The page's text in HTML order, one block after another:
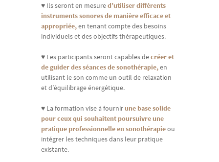
♥ Ils seront en mesured’utiliser différents
instruments sonores de manière efficace et
appropriée,en tenant compte des besoins
individuels et des objectifs thérapeutiques.
♥ Les participants seront capables decréer et
de guider des séances de sonothérapie,en
utilisant le son comme un outil de relaxation
et d’équilibrage énergétique.
♥ La formation vise à fournir une base solide
pour ceux qui souhaitent poursuivre une
pratique professionnelle en sonothérapieou
intégrer les techniques dans leur pratique
existante.